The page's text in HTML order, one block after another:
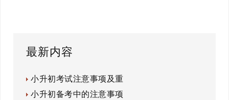
最新内容
小升初考试注意事项及重
小升初备考中的注意事项